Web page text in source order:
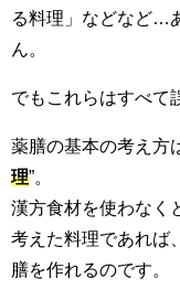
る料理」などなど…
ん。
でもこれらはすべて
薬膳の基本の考え方
理”。
漢方食材を使わなく
考えた料理であれば
膳を作れるのです。